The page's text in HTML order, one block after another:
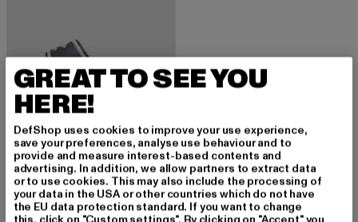
UMBRO
Bahia Slides
GREAT TO SEE YOU
HERE!
DefShop uses cookies to improve your use experience,
save your preferences, analyse use behaviour and to
provide and measure interest-based contents and
advertising. In addition, we allow partners to extract data
or to use cookies. This may also include the processing of
your data in the USA or other countries which do not have
the EU data protection standard. If you want to change